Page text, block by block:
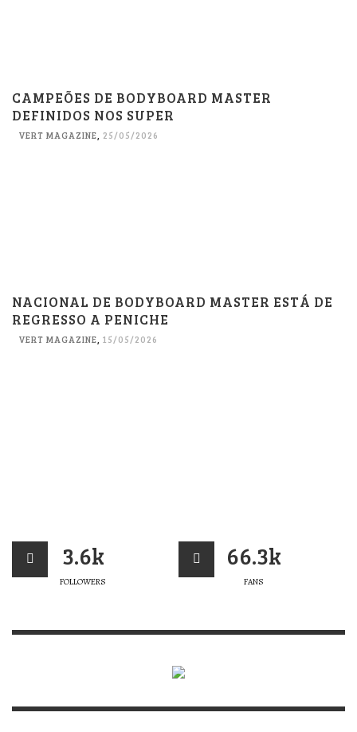
CAMPEÕES DE BODYBOARD MASTER
DEFINIDOS NOS SUPER
VERT MAGAZINE, 25/05/2026
NACIONAL DE BODYBOARD MASTER ESTÁ DE
REGRESSO A PENICHE
VERT MAGAZINE, 15/05/2026
3.6k
FOLLOWERS
66.3k
FANS